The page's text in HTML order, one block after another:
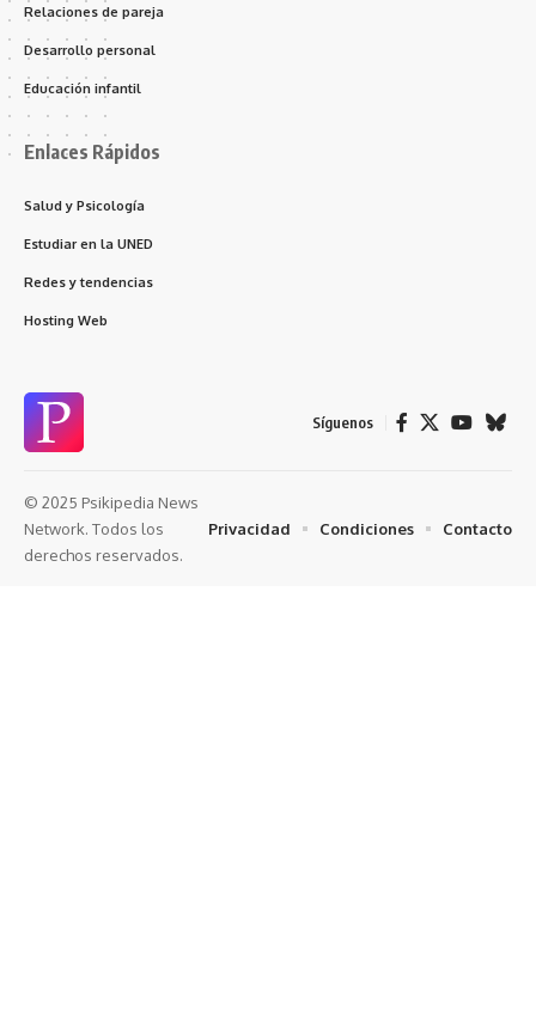
Relaciones de pareja
Desarrollo personal
Educación infantil
Enlaces Rápidos
Salud y Psicología
Estudiar en la UNED
Redes y tendencias
Hosting Web
Síguenos
© 2025 Psikipedia News
Network. Todos los
derechos reservados.
Privacidad Condiciones Contacto